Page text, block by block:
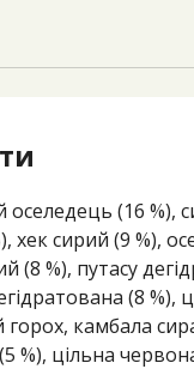
оселедець (16 %),
хек сирий (9 %),
(8 %), путасу
(8 %),
горох, камбала
%), цільна